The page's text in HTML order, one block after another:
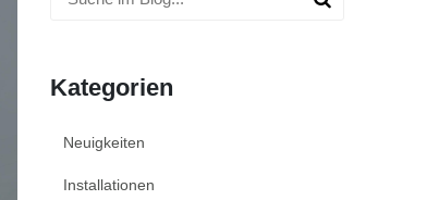
Kategorien
Neuigkeiten
Installationen